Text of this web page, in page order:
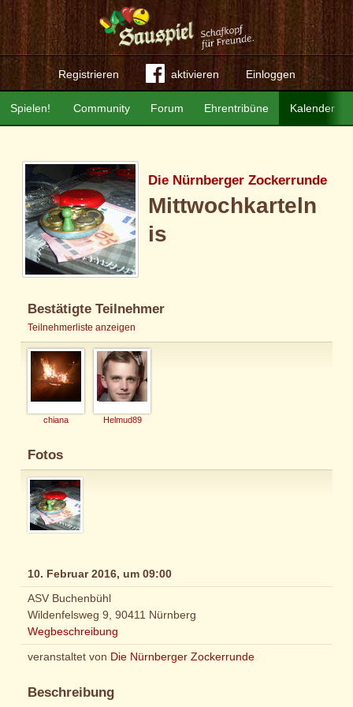
Registrieren aktivieren Einloggen
Community Forum Ehrentribüne Kalender
Spielen!
Die Nürnberger Zockerrunde
Mittwochkarteln
is
Bestätigte Teilnehmer
Teilnehmerliste anzeigen
chiana Helmud89
Fotos
10. Februar 2016, um 09:00
ASV Buchenbühl
Wildenfelsweg 9, 90411 Nürnberg
Wegbeschreibung
veranstaltet von Die Nürnberger Zockerrunde
Beschreibung